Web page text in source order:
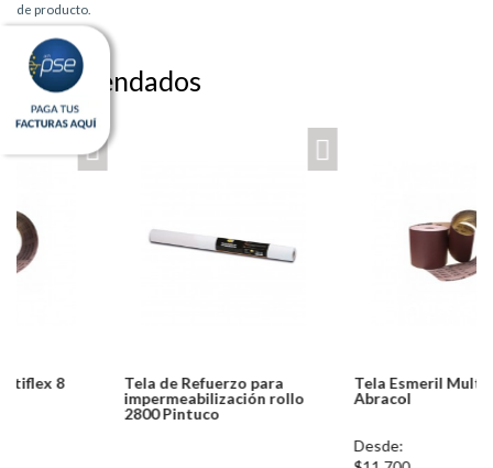
de producto.
Recomendados
Tela de Refuerzo para
impermeabilización rollo
2800 Pintuco
Tela Esmeril Multiflex 4
Abracol